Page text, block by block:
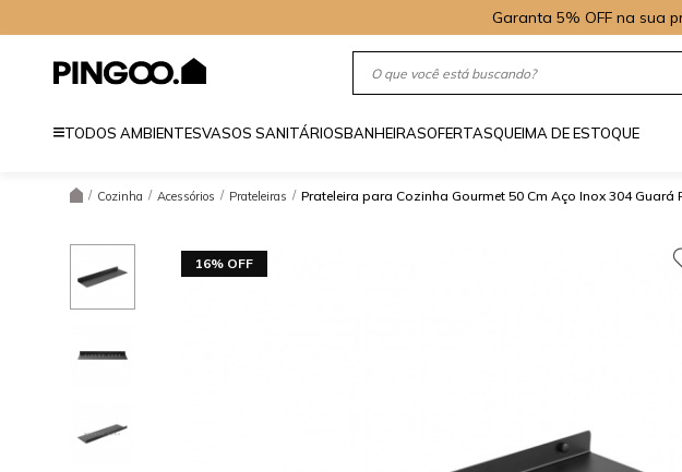
Garanta 5% OFF na sua
TODOS AMBIENTESVASOS SANITÁRIOSBANHEIRASOFERTASQUEIMA DE ESTOQUE
/ Cozinha / Acessórios / Prateleiras / Prateleira para Cozinha Gourmet 50 Cm Aço Inox 304 Guará
16% OFF